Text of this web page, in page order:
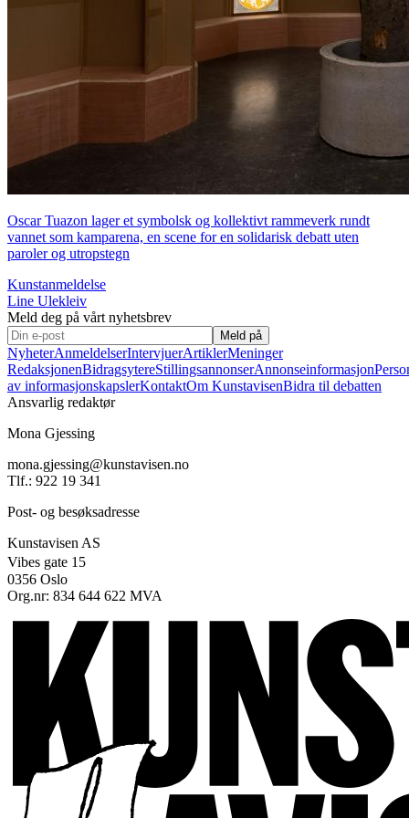
Oscar Tuazon lager et symbolsk og kollektivt rammeverk rundt
vannet som kamparena, en scene for en solidarisk debatt uten
paroler og utropstegn
Kunstanmeldelse
Line Ulekleiv
Meld deg på vårt nyhetsbrev
Meld på
NyheterAnmeldelserIntervjuerArtiklerMeninger
RedaksjonenBidragsytereStillingsannonserAnnonseinformasjon
av informasjonskapslerKontaktOm KunstavisenBidra til debatten
Ansvarlig redaktør
Mona Gjessing
mona.gjessing@kunstavisen.no
Tlf.: 922 19 341
Post- og besøksadresse
Kunstavisen AS
Vibes gate 15
0356 Oslo
Org.nr: 834 644 622 MVA